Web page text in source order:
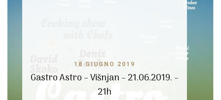
18 GIUGNO 2019
Gastro Astro – Višnjan – 21.06.2019. –
21h